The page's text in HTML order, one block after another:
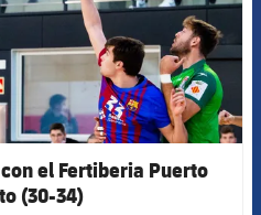
el Fertiberia Puerto
(30-34)